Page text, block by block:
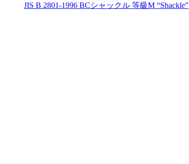
JIS B 2801-1996 BCシャックル 等級M “Shackle”